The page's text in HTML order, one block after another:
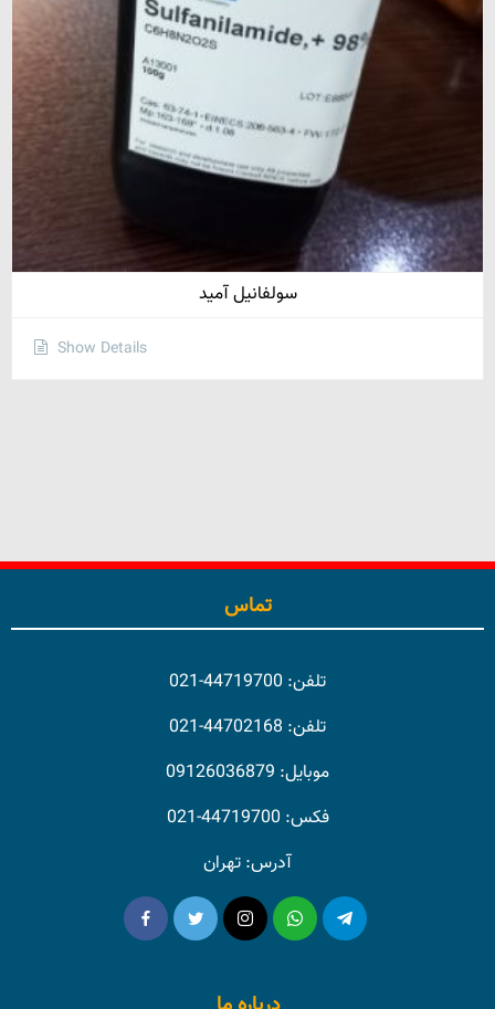
سولفانیل آمید
Show Details
تماس
تلفن: 44719700-021
تلفن: 44702168-021
موبایل: 09126036879
فکس: 44719700-021
آدرس: تهران